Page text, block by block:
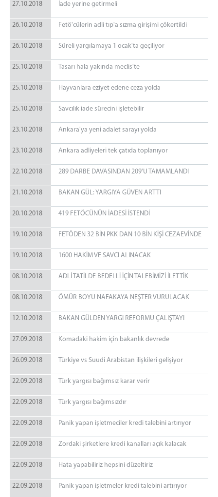
27.10.2018 İade yerine getirmeli
26.10.2018 Fetö'cülerin adli tıp'a sızma girişimi çökertildi
26.10.2018 Süreli yargılamaya 1 ocak'ta geçiliyor
25.10.2018 Tasarı hala yakında meclis'te
25.10.2018 Hayvanlara eziyet edene ceza yolda
25.10.2018 Savcılık iade sürecini işletebilir
23.10.2018 Ankara'ya yeni adalet sarayı yolda
23.10.2018 Ankara adliyeleri tek çatıda toplanıyor
22.10.2018 289 DARBE DAVASINDAN 209'U TAMAMLANDI
21.10.2018 BAKAN GÜL: YARGIYA GÜVEN ARTTI
20.10.2018 419 FETÖCÜNÜN İADESİ İSTENDİ
19.10.2018 FETÖDEN 32 BİN PKK DAN 10 BİN KİŞİ CEZAEVİNDE
19.10.2018 1600 HAKİM VE SAVCI ALINACAK
08.10.2018 ADLİ TATİLDE BEDELLİ İÇİN TALEBİMİZİ İLETTİK
08.10.2018 ÖMÜR BOYU NAFAKAYA NEŞTER VURULACAK
12.10.2018 BAKAN GÜLDEN YARGI REFORMU ÇALIŞTAYI
27.09.2018 Komadaki hakim için bakanlık devrede
26.09.2018 Türkiye vs Suudi Arabistan ilişkileri gelişiyor
22.09.2018 Türk yargısı bağımsız karar verir
22.09.2018 Türk yargısı bağımsızdır
22.09.2018 Panik yapan işletmeciler kredi talebini artırıyor
22.09.2018 Zordaki şirketlere kredi kanalları açık kalacak
22.09.2018 Hata yapabiliriz hepsini düzeltiriz
22.09.2018 Panik yapan işletmeler kredi talebini artırıyor